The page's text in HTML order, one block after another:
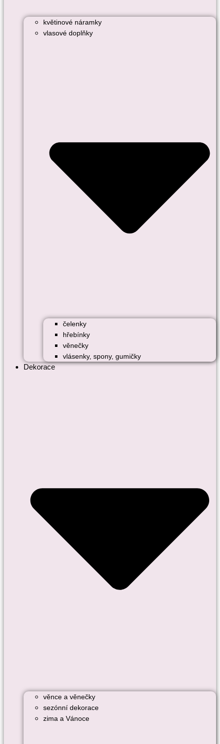
květinové náramky
vlasové doplňky
čelenky
hřebínky
věnečky
vlásenky, spony, gumičky
Dekorace
věnce a věnečky
sezónní dekorace
zima a Vánoce